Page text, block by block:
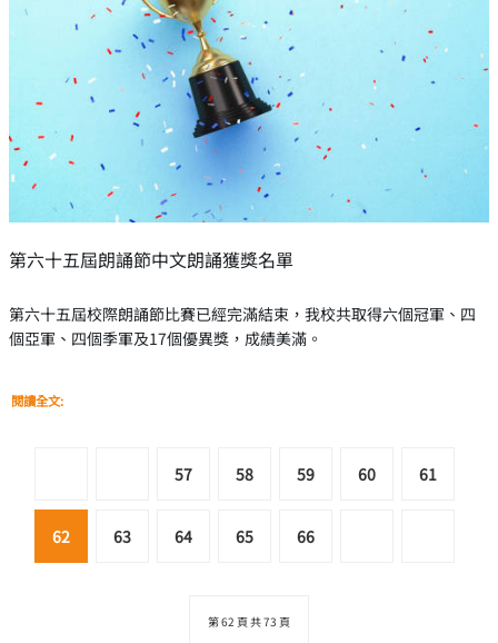
第六十五屆朗誦節中文朗誦獲獎名單
第六十五屆校際朗誦節比賽已經完滿結束，我校共取得六個冠軍、四
個亞軍、四個季軍及17個優異獎，成績美滿。
閱讀全文:
57 58 59 60 61
62 63 64 65 66
第 62 頁 共 73 頁